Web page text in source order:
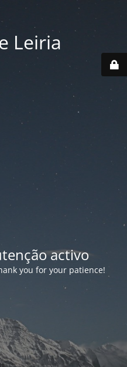
Leiria
activo
you for your patience!